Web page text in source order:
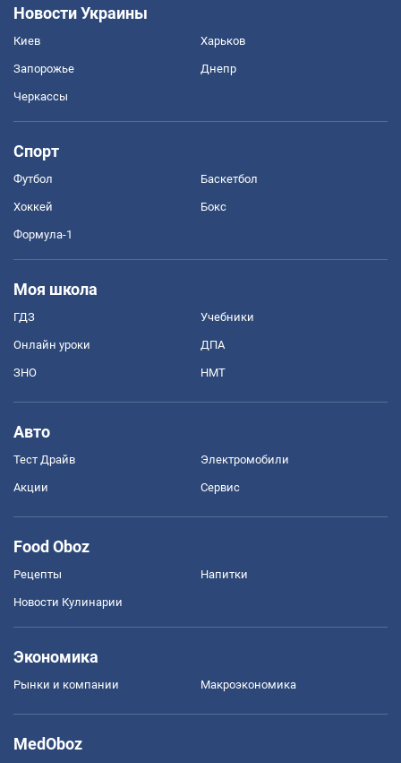
Новости Украины
Киев Харьков
Запорожье Днепр
Черкассы
Спорт
Футбол Баскетбол
Хоккей Бокс
Формула-1
Моя школа
ГДЗ Учебники
Онлайн уроки ДПА
ЗНО НМТ
Авто
Тест Драйв Электромобили
Акции Сервис
Food Oboz
Рецепты Напитки
Новости Кулинарии
Экономика
Рынки и компании Mакроэкономика
MedOboz